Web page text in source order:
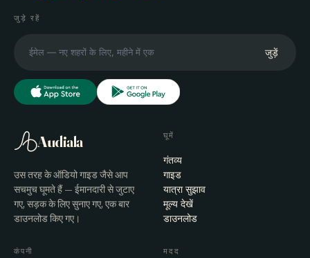
जुड़े रहें
जुड़ें
Audiala
उस तरह के ऑडियो गाइड जैसे आप
सचमुच घूमते हैं — ईमानदारी से जुटाए
गए, सड़क के लिए सुनाए गए, एक बार
डाउनलोड किए गए।
घूमें
गंतव्य
गाइड
यात्रा सुझाव
मूल्य देखें
डाउनलोड
कंपनी मदद